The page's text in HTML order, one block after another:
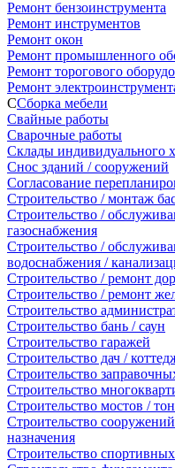
Ремонт бензоинструмента
Ремонт инструментов
Ремонт окон
Ремонт промышленного
Ремонт торогового
Ремонт
ССборка мебели
Свайные работы
Сварочные работы
Склады индивидуального
Снос зданий / сооружений
Согласование
Строительство / монтаж
Строительство /
газоснабжения
Строительство /
водоснабжения /
Строительство / ремонт
Строительство / ремонт
Строительство
Строительство бань / саун
Строительство гаражей
Строительство дач /
Строительство
Строительство
Строительство мостов /
Строительство
назначения
Строительство